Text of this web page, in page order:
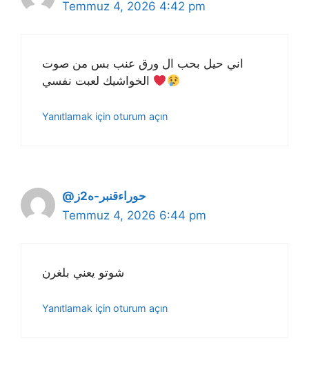
Temmuz 4, 2026 4:42 pm
اني حيل بحب ال ورق عنب بس من صوت
Yanıtlamak için oturum açın
@حوراءقنبر-ه2ز
Temmuz 4, 2026 6:44 pm
شوتو يعني بلغرن
Yanıtlamak için oturum açın